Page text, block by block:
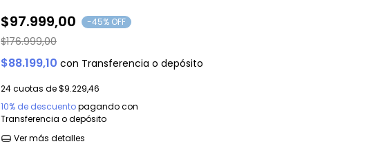
$97.999,00 -45% OFF
$176.999,00
$88.199,10 con Transferencia o depósito
24cuotas de$9.229,46
10% de descuentopagando con
Transferencia o depósito
Ver más detalles